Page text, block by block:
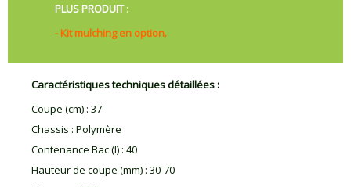
PLUS PRODUIT:
- Kit mulching en option.
Caractéristiques techniques détaillées :
Coupe (cm) : 37
Chassis : Polymère
Contenance Bac (l) : 40
Hauteur de coupe (mm) : 30-70